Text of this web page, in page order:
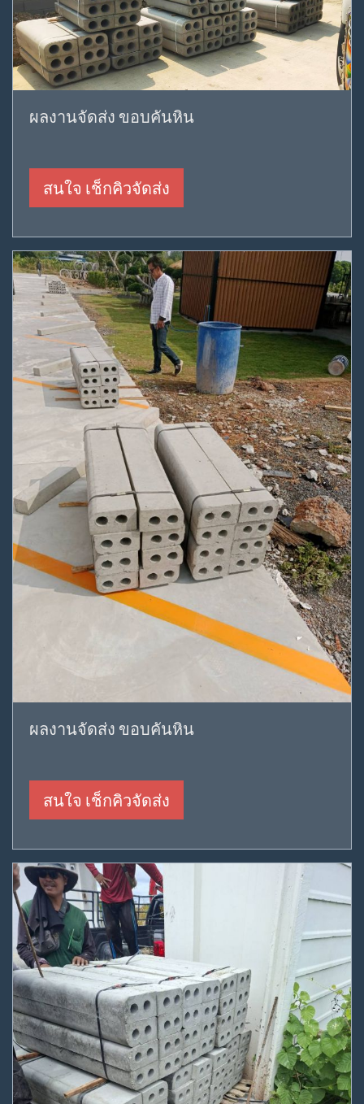
ผลงานจัดส่ง ขอบคันหิน
สนใจ เช็กคิวจัดส่ง
ผลงานจัดส่ง ขอบคันหิน
สนใจ เช็กคิวจัดส่ง